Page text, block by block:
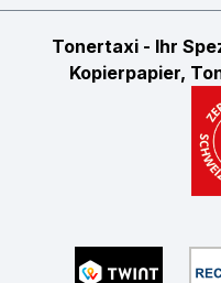
Tonertaxi - Ihr
Kopierpapier,